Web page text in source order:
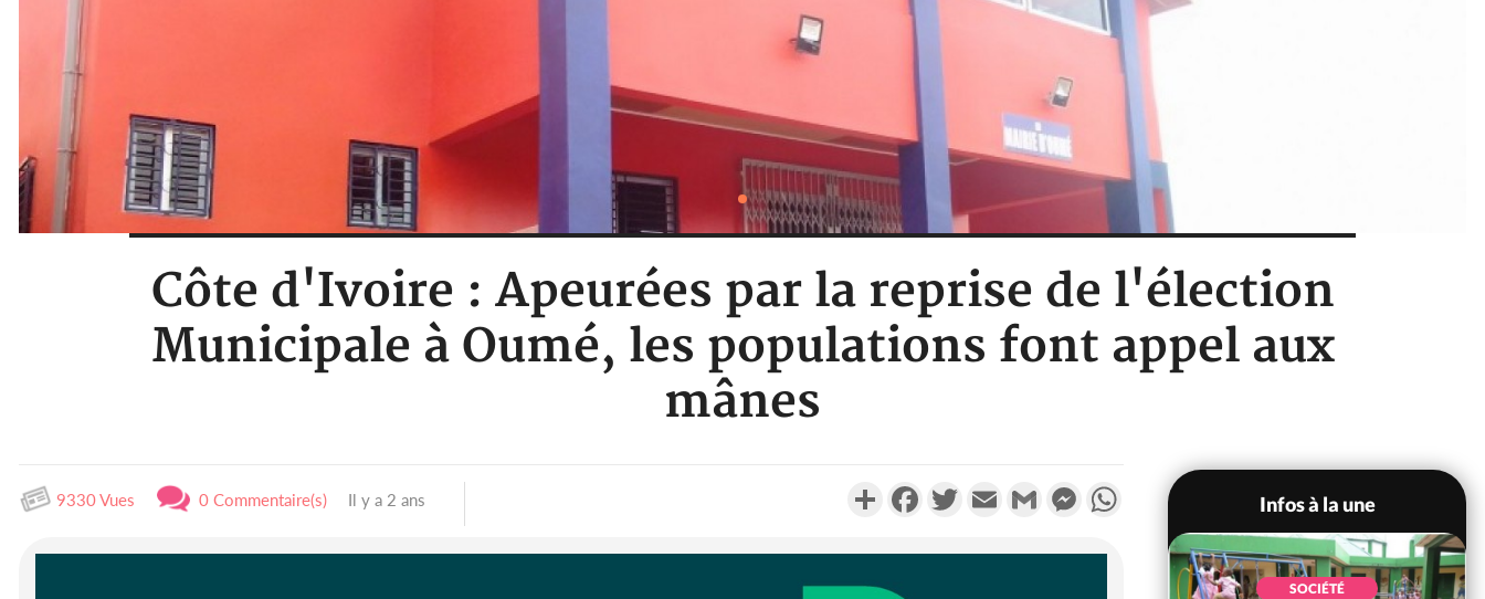
Côte d'Ivoire : Apeurées par la reprise de l'élection
Municipale à Oumé, les populations font appel aux
mânes
9330 Vues 0 Commentaire(s) Il y a 2 ans PartagerFacebookTwitterEmail Gmail MessengerWhatsApp
Infos à la une
SOCIÉTÉ